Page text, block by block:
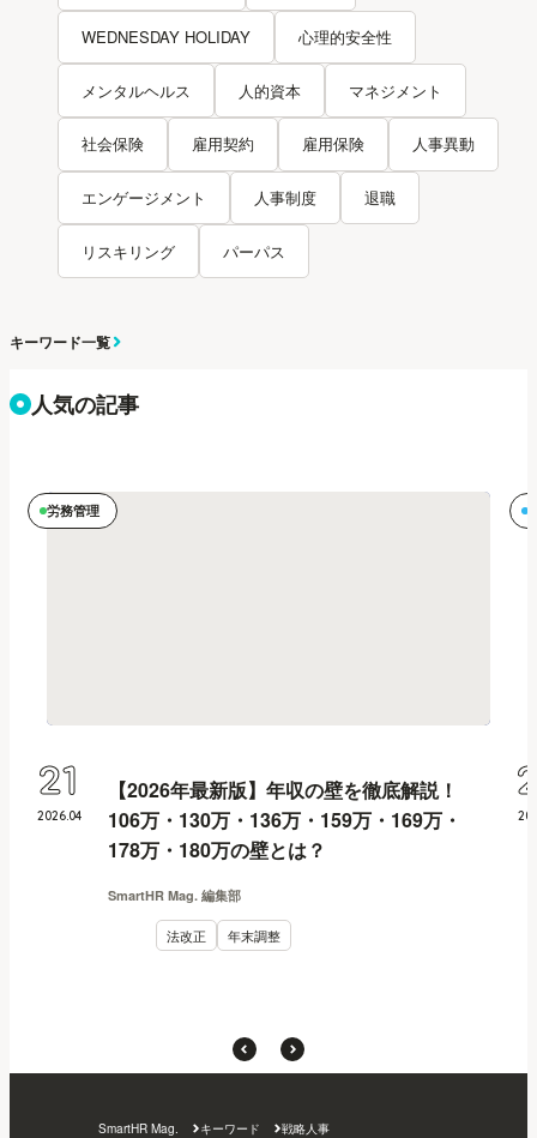
WEDNESDAY HOLIDAY 心理的安全性
メンタルヘルス 人的資本 マネジメント
社会保険 雇用契約 雇用保険 人事異動
エンゲージメント 人事制度 退職
リスキリング パーパス
キーワード一覧
人気の記事
労務管理
【2026年最新版】年収の壁を徹底解説！
106万・130万・136万・159万・169万・
178万・180万の壁とは？
SmartHR Mag. 編集部
法改正 年末調整
2026. 04
21
SmartHR Mag. キーワード 戦略人事